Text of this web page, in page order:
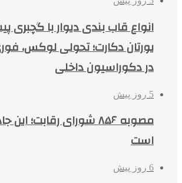
انواع قاب بندی دیوار با گچبری
یورتان دکارت؛ تحولی لوکس،
در دکوراسیون داخلی
5 روز پیش
مصوبه ۸۵۶ شورای رقابت؛
است
6 روز پیش